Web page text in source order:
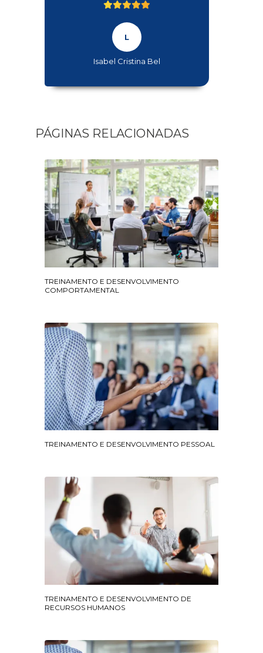
Isabel Cristina Bel
PÁGINAS RELACIONADAS
TREINAMENTO E DESENVOLVIMENTO
COMPORTAMENTAL
TREINAMENTO E DESENVOLVIMENTO PESSOAL
TREINAMENTO E DESENVOLVIMENTO DE
RECURSOS HUMANOS